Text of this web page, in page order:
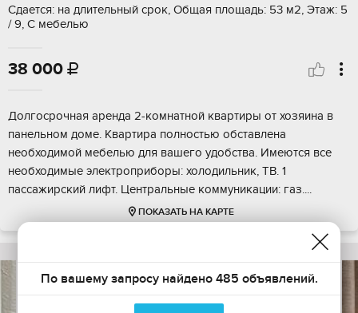
Сдается: на длительный срок, Общая площадь: 53 м2, Этаж: 5
/ 9, С мебелью
38 000 
Долгосрочная аренда 2-комнатной квартиры от хозяина в
панельном доме. Квартира полностью обставлена
необходимой мебелью для вашего удобства. Имеются все
необходимые электроприборы: холодильник, ТВ. 1
пассажирский лифт. Центральные коммуникации: газ....
ПОКАЗАТЬ НА КАРТЕ
По вашему запросу найдено 485 объявлений.